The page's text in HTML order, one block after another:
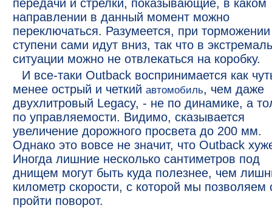
передачи и стрелки, показывающие, в каком
направлении в данный момент можно
переключаться. Разумеется, при торможении
ступени сами идут вниз, так что в
ситуации можно не отвлекаться на коробку.
И все-таки Outback воспринимается как
менее острый и четкий автомобиль, чем даже
двухлитровый Legacy, - не по динамике, а
по управляемости. Видимо, сказывается
увеличение дорожного просвета до 200 мм.
Однако это вовсе не значит, что Outback
Иногда лишние несколько сантиметров под
днищем могут быть куда полезнее, чем
километр скорости, с которой мы позволяем
пройти поворот.